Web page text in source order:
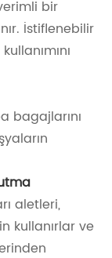
bir
İstiflenebilir
bagajlarını
aletleri,
kullanırlar ve